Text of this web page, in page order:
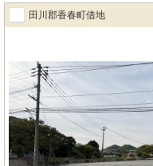
納も充実しており、お部屋をす
嬉しい3台分無料で、専用庭もご
むお家で、新しい生活を始めて
田川郡香春町借地